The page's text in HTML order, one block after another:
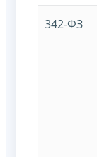
342-ФЗ